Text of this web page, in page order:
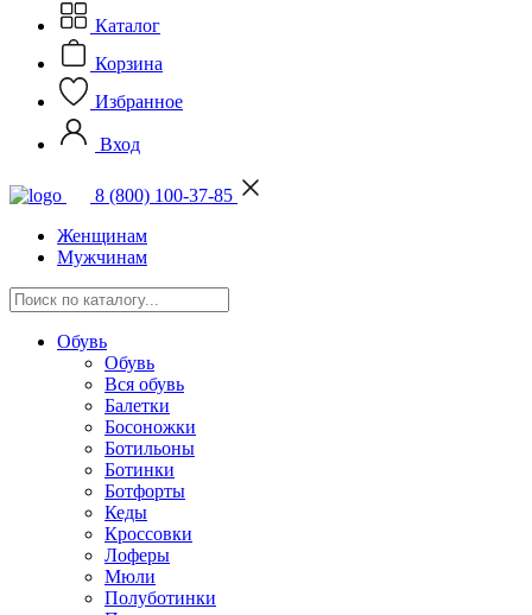
Каталог
Корзина
Избранное
Вход
8 (800) 100-37-85
Женщинам
Мужчинам
Обувь
Обувь
Вся обувь
Балетки
Босоножки
Ботильоны
Ботинки
Ботфорты
Кеды
Кроссовки
Лоферы
Мюли
Полуботинки